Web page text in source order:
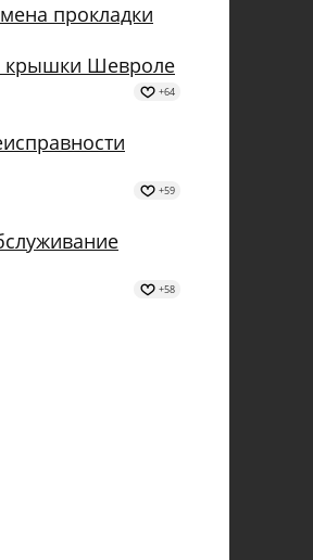
прокладки
крышки Шевроле
+64
+59
+58